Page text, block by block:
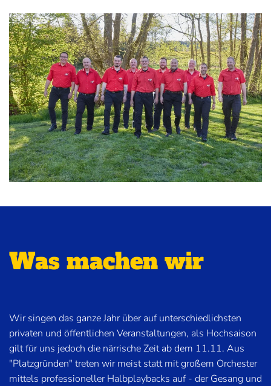
Was machen wir
Wir singen das ganze Jahr über auf unterschiedlichsten
privaten und öffentlichen Veranstaltungen, als Hochsaison
gilt für uns jedoch die närrische Zeit ab dem 11.11. Aus
"Platzgründen" treten wir meist statt mit großem Orchester
mittels professioneller Halbplaybacks auf - der Gesang und